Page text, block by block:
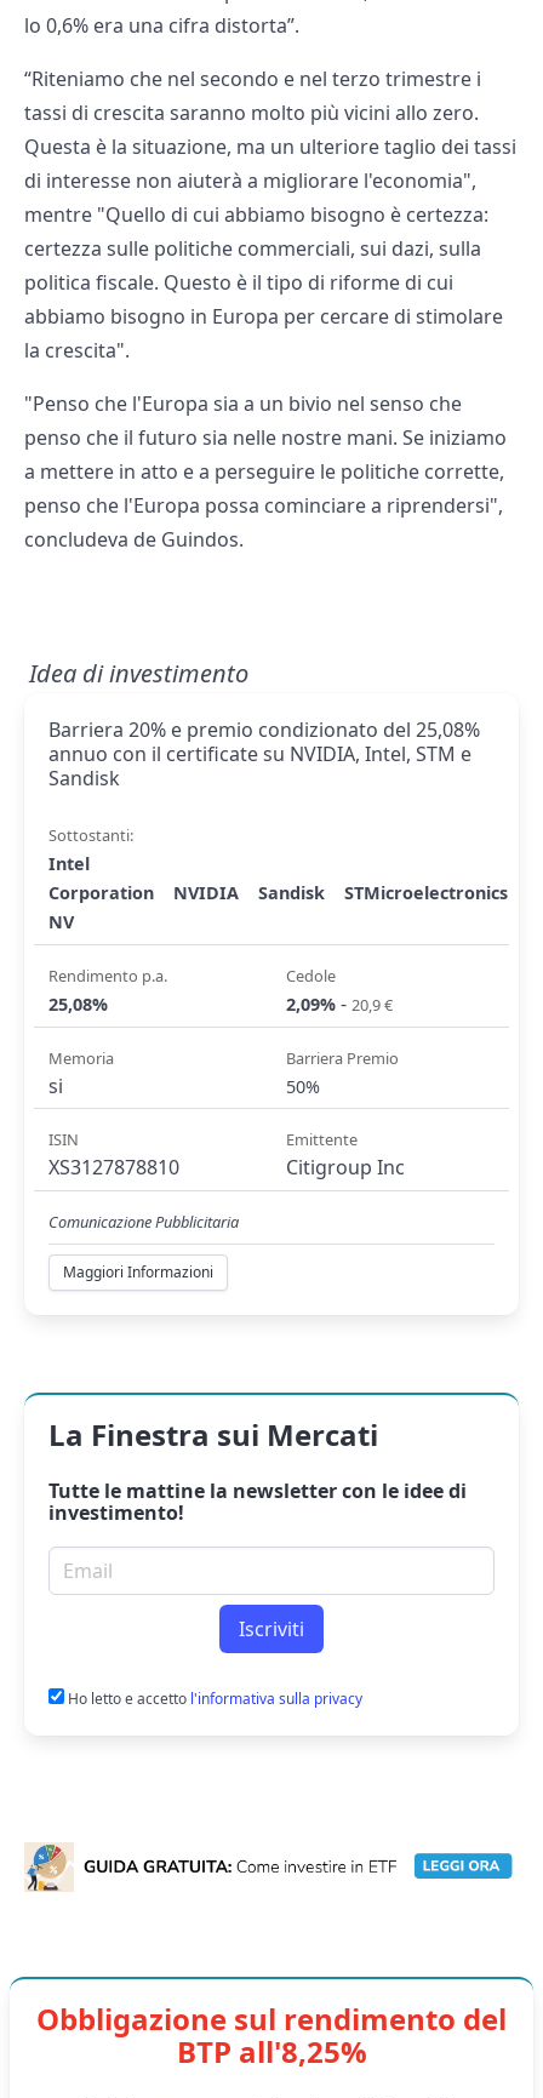
lo 0,6% era una cifra distorta”.
“Riteniamo che nel secondo e nel terzo trimestre i
tassi di crescita saranno molto più vicini allo zero.
Questa è la situazione, ma un ulteriore taglio dei tassi
di interesse non aiuterà a migliorare l'economia",
mentre "Quello di cui abbiamo bisogno è certezza:
certezza sulle politiche commerciali, sui dazi, sulla
politica fiscale. Questo è il tipo di riforme di cui
abbiamo bisogno in Europa per cercare di stimolare
la crescita".
"Penso che l'Europa sia a un bivio nel senso che
penso che il futuro sia nelle nostre mani. Se iniziamo
a mettere in atto e a perseguire le politiche corrette,
penso che l'Europa possa cominciare a riprendersi",
concludeva de Guindos.
Idea di investimento
Barriera 20% e premio condizionato del 25,08%
annuo con il certificate su NVIDIA, Intel, STM e
Sandisk
Sottostanti:
Intel
Corporation
NVIDIA Sandisk
STMicroelectronics
NV
Rendimento p.a.
25,08%
Cedole
2,09% - 20,9 €
Memoria
si
Barriera Premio
50%
ISIN
XS3127878810
Emittente
Citigroup Inc
Comunicazione Pubblicitaria
Maggiori Informazioni
La Finestra sui Mercati
Tutte le mattine la newslettercon le idee di
investimento!
Email per newsletter
Iscriviti
Ho letto e accetto l'informativa sulla privacy
Obbligazione sul rendimento del
BTP all'8,25%